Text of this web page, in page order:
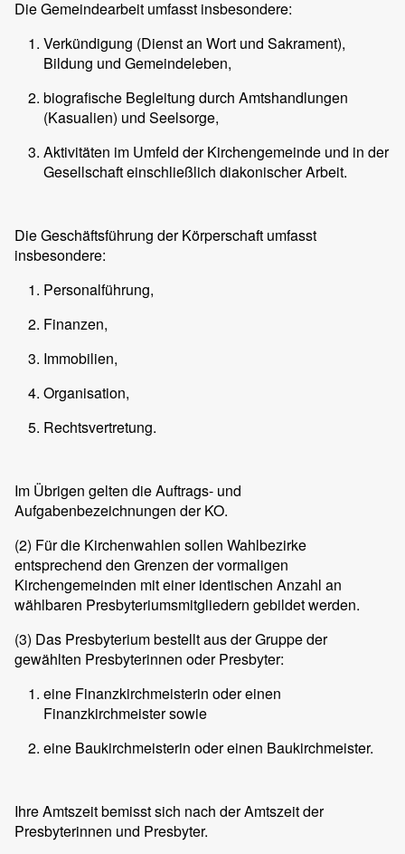
Die Gemeindearbeit umfasst insbesondere:
Verkündigung (Dienst an Wort und Sakrament),
Bildung und Gemeindeleben,
biografische Begleitung durch Amtshandlungen
(Kasualien) und Seelsorge,
Aktivitäten im Umfeld der Kirchengemeinde und in der
Gesellschaft einschließlich diakonischer Arbeit.
Die Geschäftsführung der Körperschaft umfasst
insbesondere:
Personalführung,
Finanzen,
Immobilien,
Organisation,
Rechtsvertretung.
Im Übrigen gelten die Auftrags- und
Aufgabenbezeichnungen der KO.
(2) Für die Kirchenwahlen sollen Wahlbezirke
entsprechend den Grenzen der vormaligen
Kirchengemeinden mit einer identischen Anzahl an
wählbaren Presbyteriumsmitgliedern gebildet werden.
(3) Das Presbyterium bestellt aus der Gruppe der
gewählten Presbyterinnen oder Presbyter:
eine Finanzkirchmeisterin oder einen
Finanzkirchmeister sowie
eine Baukirchmeisterin oder einen Baukirchmeister.
Ihre Amtszeit bemisst sich nach der Amtszeit der
Presbyterinnen und Presbyter.